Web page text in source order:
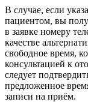
В случае, если
пациентом, вы
в заявке номеру
качестве
свободное время,
консультацией к
следует
предложенное
записи на приём.